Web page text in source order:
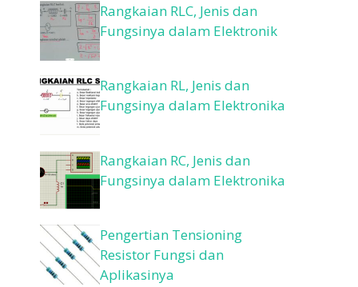
Rangkaian RLC, Jenis dan
Fungsinya dalam Elektronik
Rangkaian RL, Jenis dan
Fungsinya dalam Elektronika
Rangkaian RC, Jenis dan
Fungsinya dalam Elektronika
Pengertian Tensioning
Resistor Fungsi dan
Aplikasinya